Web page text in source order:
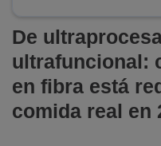
De
ultrafuncional:
en fibra está
comida real en